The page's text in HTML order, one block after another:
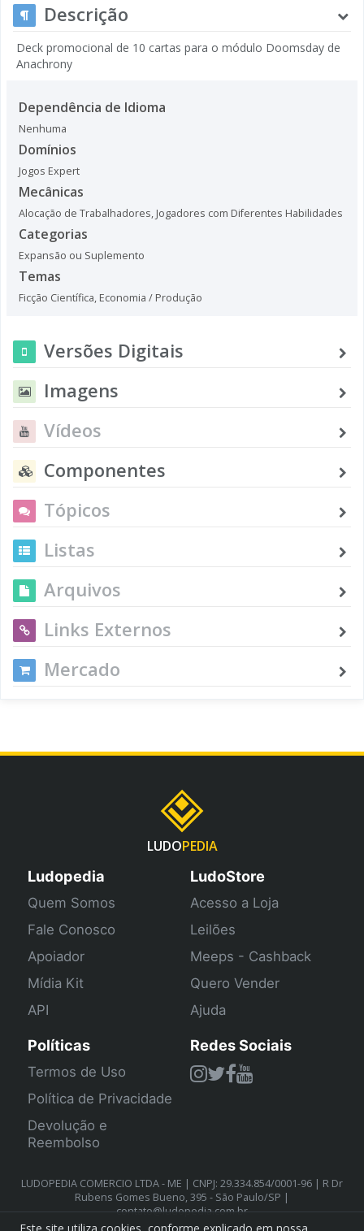
Descrição
Deck promocional de 10 cartas para o módulo Doomsday de
Anachrony
Dependência de Idioma
Nenhuma
Domínios
Jogos Expert
Mecânicas
Alocação de Trabalhadores, Jogadores com Diferentes Habilidades
Categorias
Expansão ou Suplemento
Temas
Ficção Científica, Economia / Produção
Versões Digitais
Imagens
Vídeos
Componentes
Tópicos
Listas
Arquivos
Links Externos
Mercado
LUDOPEDIA
Ludopedia
Quem Somos
Fale Conosco
Apoiador
Mídia Kit
API
LudoStore
Acesso a Loja
Leilões
Meeps - Cashback
Quero Vender
Ajuda
Políticas
Termos de Uso
Política de Privacidade
Devolução e
Reembolso
Redes Sociais
LUDOPEDIA COMERCIO LTDA - ME | CNPJ: 29.334.854/0001-96 | R Dr
Rubens Gomes Bueno, 395 - São Paulo/SP |
contato@ludopedia.com.br